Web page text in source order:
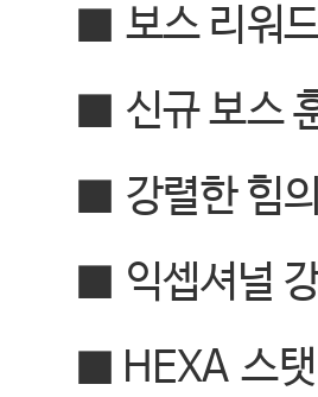
■ 보스 리워
■ 신규 보스
■ 강렬한 힘
■ 익셉셔널
■ HEXA스탯